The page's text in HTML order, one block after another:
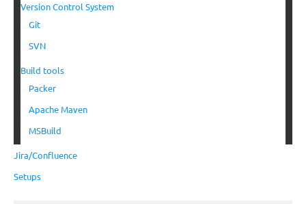
Version Control System
Git
SVN
Build tools
Packer
Apache Maven
MSBuild
Jira/Confluence
Setups